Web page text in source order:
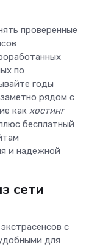
проверенные
по
годы
рядом с
как хостинг
бесплатный
и надежной
сети
с
для